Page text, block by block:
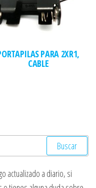
PARA 2XR1,
CABLE
actualizado a diario, si